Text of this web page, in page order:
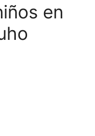
en